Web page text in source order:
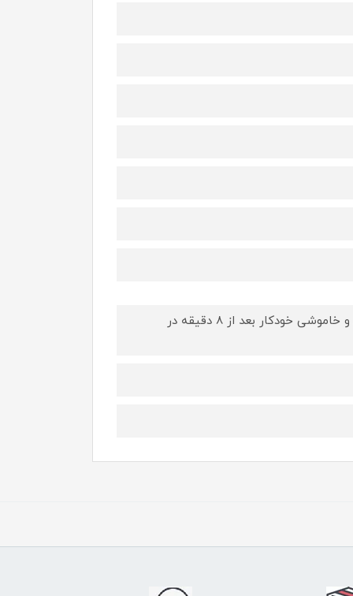
خاموش شدن خودکار بعد از 30 ثانیه در صورت ثابت ماندن اتو روی لباس و خاموشی خودکار بعد از 8 دقیقه در